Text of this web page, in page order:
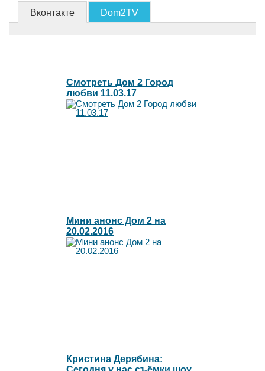
Вконтакте Dom2TV
Смотреть Дом 2 Город
любви 11.03.17
Мини анонс Дом 2 на
20.02.2016
Кристина Дерябина: